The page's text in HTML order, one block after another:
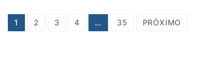
Paginação
1 2 3 4 … 35 PRÓXIMO